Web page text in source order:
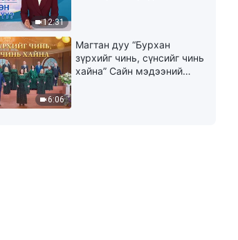
12:31
6:06
Магтан дуу “Бурхан
зүрхийг чинь, сүнсийг чинь
хайна” Сайн мэдээний